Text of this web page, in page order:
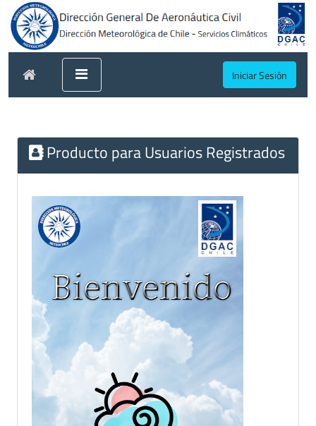
Iniciar Sesión
Producto para Usuarios Registrados